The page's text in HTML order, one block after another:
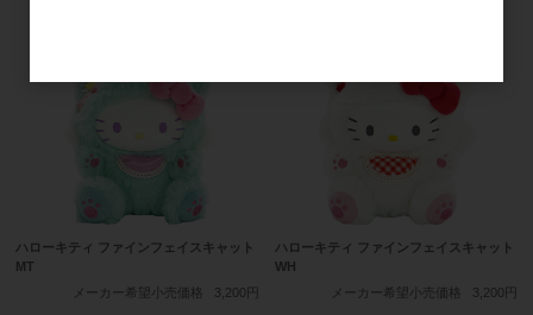
ハローキティ ファインフェイスキャット
MT
メーカー希望小売価格
3,200円
ハローキティ ファインフェイスキャット
WH
メーカー希望小売価格
3,200円